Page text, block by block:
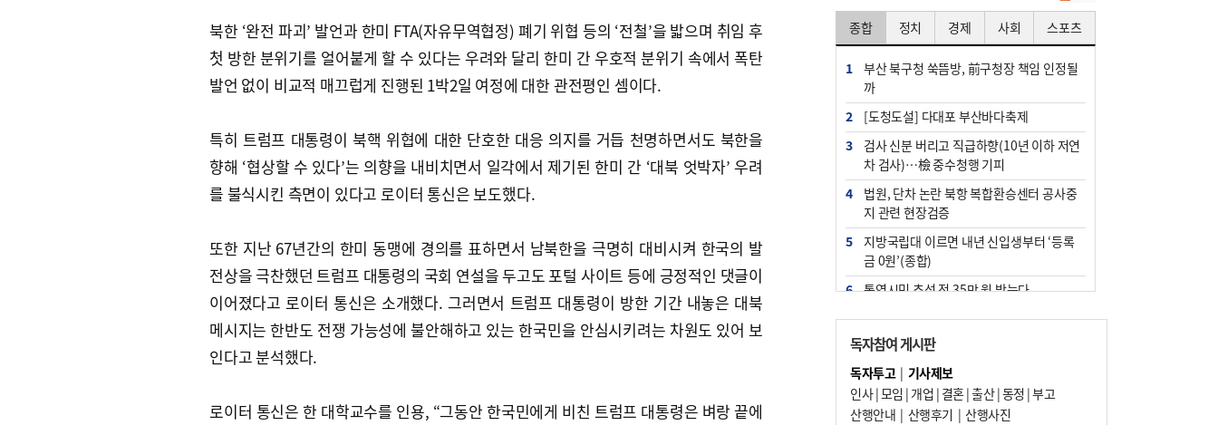
북한 ‘완전 파괴’ 발언과 한미 FTA(자유무역협정) 폐기 위협 등의 ‘전철’을 밟으며 취임 후
첫 방한 분위기를 얼어붙게 할 수 있다는 우려와 달리 한미 간 우호적 분위기 속에서 폭탄
발언 없이 비교적 매끄럽게 진행된 1박2일 여정에 대한 관전평인 셈이다.
특히 트럼프 대통령이 북핵 위협에 대한 단호한 대응 의지를 거듭 천명하면서도 북한을
향해 ‘협상할 수 있다’는 의향을 내비치면서 일각에서 제기된 한미 간 ‘대북 엇박자’ 우려
를 불식시킨 측면이 있다고 로이터 통신은 보도했다.
또한 지난 67년간의 한미 동맹에 경의를 표하면서 남북한을 극명히 대비시켜 한국의 발
전상을 극찬했던 트럼프 대통령의 국회 연설을 두고도 포털 사이트 등에 긍정적인 댓글이
이어졌다고 로이터 통신은 소개했다. 그러면서 트럼프 대통령이 방한 기간 내놓은 대북
메시지는 한반도 전쟁 가능성에 불안해하고 있는 한국민을 안심시키려는 차원도 있어 보
인다고 분석했다.
로이터 통신은 한 대학교수를 인용, “그동안 한국민에게 비친 트럼프 대통령은 벼랑 끝에
종합 정치 경제 사회 스포츠
1
부산 북구청 쑥뜸방, 前구청장 책임 인정될
까
2
[도청도설] 다대포 부산바다축제
3
검사 신분 버리고 직급하향(10년 이하 저연
차 검사)…檢 중수청행 기피
4
법원, 단차 논란 북항 복합환승센터 공사중
지 관련 현장검증
5
지방국립대 이르면 내년 신입생부터 ‘등록
금 0원’(종합)
6
통영시민 추석 전 35만 원 받는다
7
부산 철강공장 50대 노동자 추락사
8
국힘 부산시당, ‘정이한 조력’ 시의원 윤리
위에…‘한동훈 지지’도 신고접수
9
지역 상권도 말라죽을 판이라…가뭄 속 밀
양물축제 강행 논란
독자참여 게시판
독자투고| 기사제보
인사|모임 | 개업 | 결혼|출산|동정 |부고
산행안내 | 산행후기 | 산행사진